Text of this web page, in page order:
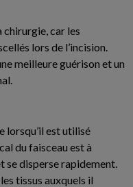
chirurgie, car les
lors de l’incision.
meilleure guérison et un
lorsqu’il est utilisé
du faisceau est à
se disperse rapidement.
tissus auxquels il